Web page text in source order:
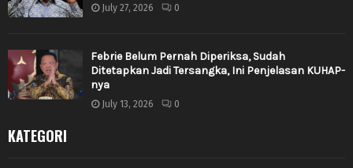
July 27, 2026 0
Febrie Belum Pernah Diperiksa, Sudah
Ditetapkan Jadi Tersangka, Ini Penjelasan KUHAP-
nya
July 13, 2026 0
KATEGORI